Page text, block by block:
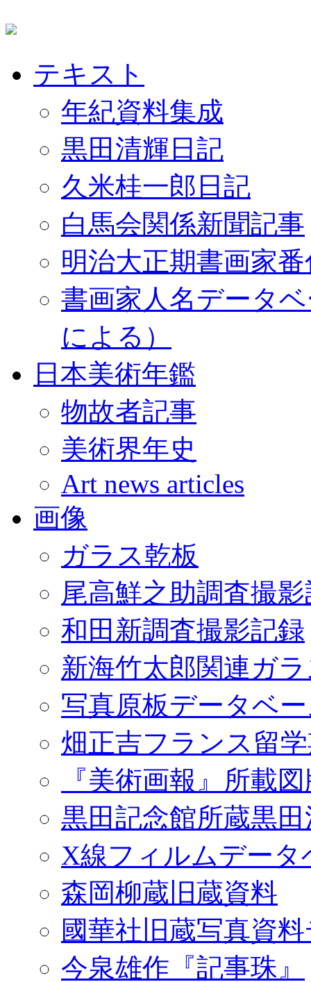
テキスト
年紀資料集成
黒田清輝日記
久米桂一郎日記
白馬会関係新聞記事
明治大正期書画家
書画家人名データ
による）
日本美術年鑑
物故者記事
美術界年史
Art news articles
画像
ガラス乾板
尾高鮮之助調査撮
和田新調査撮影記録
新海竹太郎関連ガ
写真原板データベ
畑正吉フランス留
『美術画報』所載
黒田記念館所蔵黒
X線フィルムデータ
森岡柳蔵旧蔵資料
國華社旧蔵写真資
今泉雄作『記事珠』